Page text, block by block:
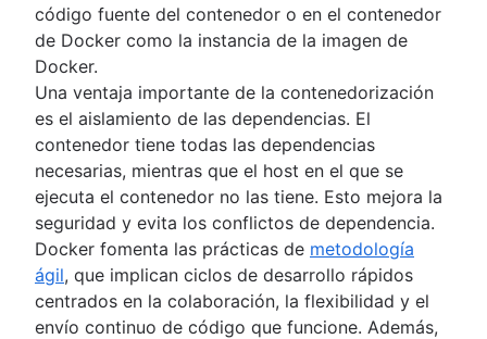
código fuente del contenedor o en el contenedor
de Docker como la instancia de la imagen de
Docker.
Una ventaja importante de la contenedorización
es el aislamiento de las dependencias. El
contenedor tiene todas las dependencias
necesarias, mientras que el host en el que se
ejecuta el contenedor no las tiene. Esto mejora la
seguridad y evita los conflictos de dependencia.
Docker fomenta las prácticas de metodología
ágil, que implican ciclos de desarrollo rápidos
centrados en la colaboración, la flexibilidad y el
envío continuo de código que funcione. Además,